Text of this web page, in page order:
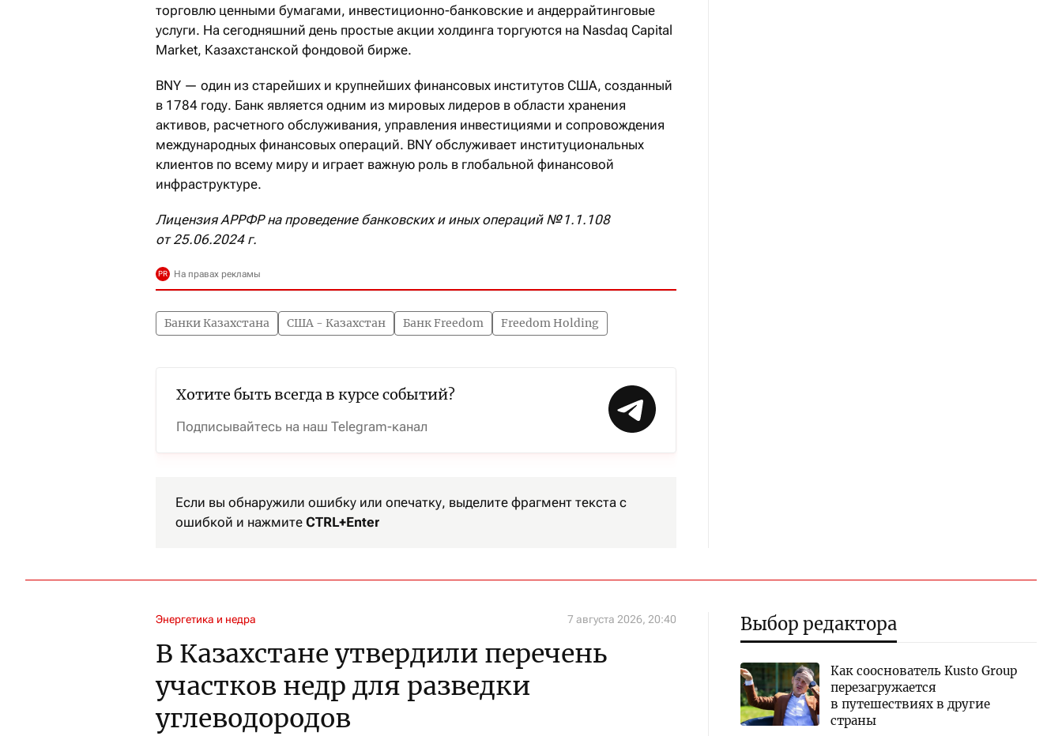
торговлю ценными бумагами, инвестиционно-банковские и андеррайтинговые
услуги. На сегодняшний день простые акции холдинга торгуются на Nasdaq Capital
Market, Казахстанской фондовой бирже.
BNY — один из старейших и крупнейших финансовых институтов США, созданный
в 1784 году. Банк является одним из мировых лидеров в области хранения
активов, расчетного обслуживания, управления инвестициями и сопровождения
международных финансовых операций. BNY обслуживает институциональных
клиентов по всему миру и играет важную роль в глобальной финансовой
инфраструктуре.
Лицензия АРРФР на проведение банковских и иных операций № 1.1.108
от 25.06.2024 г.
Банки Казахстана США - Казахстан Банк Freedom Freedom Holding
Хотите быть всегда в курсе событий?
Подписывайтесь на наш Telegram-канал
Если вы обнаружили ошибку или опечатку, выделите фрагмент текста с
ошибкой и нажмите CTRL+Enter
Энергетика и недра 7 августа 2026, 20:40
В Казахстане утвердили перечень
участков недр для разведки
углеводородов
Выбор редактора
Как сооснователь Kusto Group
перезагружается
в путешествиях в другие
страны